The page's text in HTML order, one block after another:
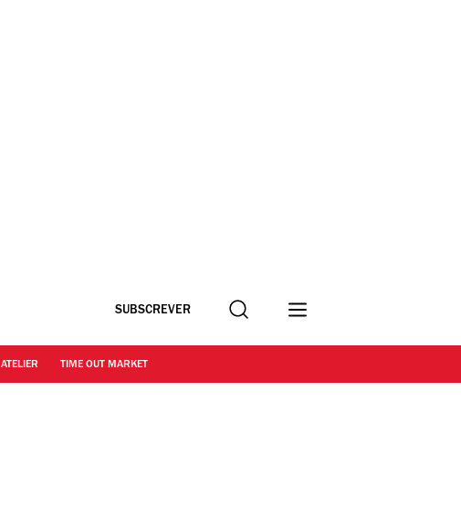
SUBSCREVER Procurar
ATELIER TIME OUT MARKET